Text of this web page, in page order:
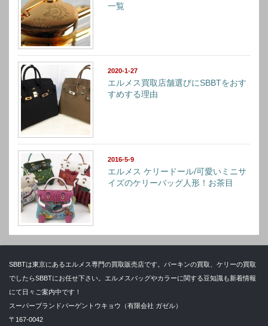
一覧
2020-1-27
エルメス買取店舗選びにSBBTをおす
すめする理由
2016-5-9
エルメス ケリードール/可愛いミニサ
イズのケリーバッグ人形！お茶目
SBBTは東京にあるエルメス専門の買取販売店です。バーキンの買取、ケリーの買取
でしたらSBBTにお任せ下さい。エルメスバッグやカラーに関する豆知識も新着情報
にて日々ご案内中です！
スーパーブランドバーゲントウキョウ（有限会社 ガゼル）
〒167-0042